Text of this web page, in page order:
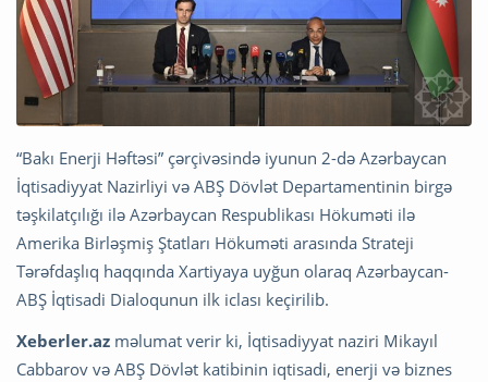
“Bakı Enerji Həftəsi” çərçivəsində iyunun 2-də Azərbaycan
İqtisadiyyat Nazirliyi və ABŞ Dövlət Departamentinin birgə
təşkilatçılığı ilə Azərbaycan Respublikası Hökuməti ilə
Amerika Birləşmiş Ştatları Hökuməti arasında Strateji
Tərəfdaşlıq haqqında Xartiyaya uyğun olaraq Azərbaycan-
ABŞ İqtisadi Dialoqunun ilk iclası keçirilib.
Xeberler.az məlumat verir ki, İqtisadiyyat naziri Mikayıl
Cabbarov və ABŞ Dövlət katibinin iqtisadi, enerji və biznes